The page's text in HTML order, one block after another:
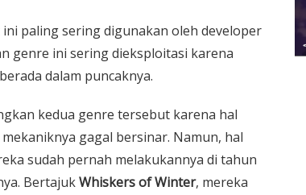
paling sering digunakan oleh developer
genre ini sering dieksploitasi karena
dalam puncaknya.
kedua genre tersebut karena hal
gagal bersinar. Namun, hal
sudah pernah melakukannya di tahun
BertajukWhiskers of Winter, mereka